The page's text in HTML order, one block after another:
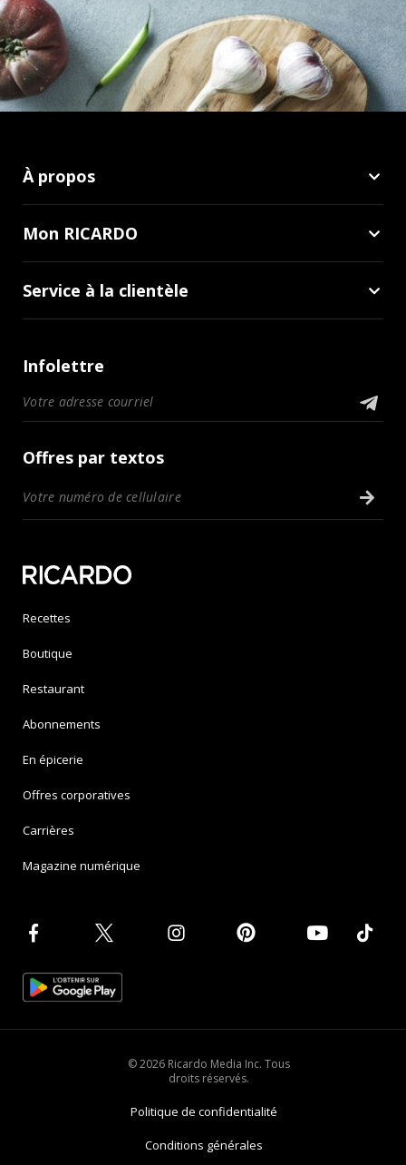
À propos
Mon RICARDO
Service à la clientèle
Infolettre
Offres par textos
Recettes
Boutique
Restaurant
Abonnements
En épicerie
Offres corporatives
Carrières
Magazine numérique
© 2026 Ricardo Media Inc. Tous
droits réservés.
Politique de confidentialité
Conditions générales